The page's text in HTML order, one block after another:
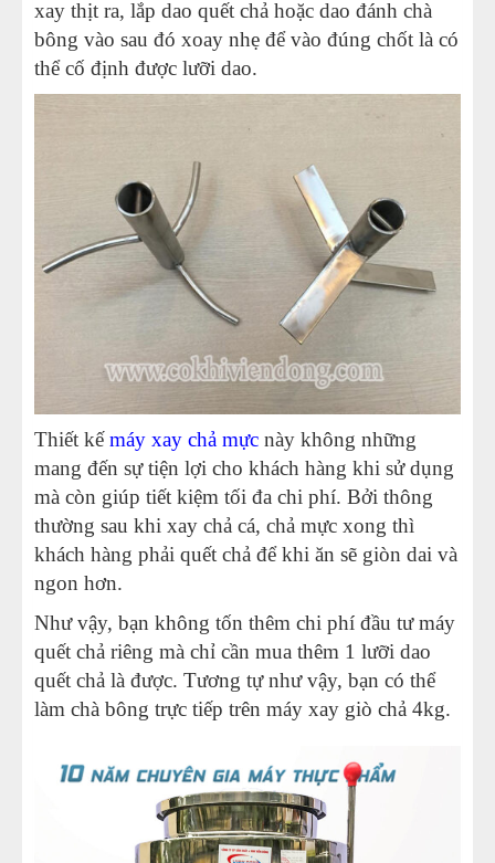
xay thịt ra, lắp dao quết chả hoặc dao đánh chà
bông vào sau đó xoay nhẹ để vào đúng chốt là có
thể cố định được lưỡi dao.
Thiết kếmáy xay chả mực này không những
mang đến sự tiện lợi cho khách hàng khi sử dụng
mà còn giúp tiết kiệm tối đa chi phí. Bởi thông
thường sau khi xay chả cá, chả mực xong thì
khách hàng phải quết chả để khi ăn sẽ giòn dai và
ngon hơn.
Như vậy, bạn không tốn thêm chi phí đầu tư máy
quết chả riêng mà chỉ cần mua thêm 1 lưỡi dao
quết chả là được. Tương tự như vậy, bạn có thể
làm chà bông trực tiếp trên máy xay giò chả 4kg.